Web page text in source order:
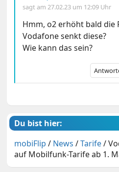
sagt am27.02.23 um 12:09 Uhr
Hmm, o2 erhöht bald die
Vodafone senkt diese?
Wie kann das sein?
Du bist hier:
mobiFlip / News /Tarife/
auf Mobilfunk-Tarife ab 1.